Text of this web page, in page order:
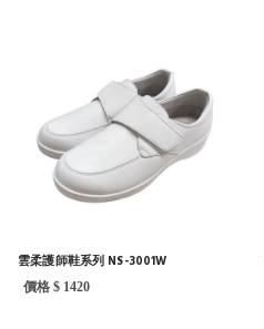
雲柔護師鞋系列 NS-3001W
價格 $ 1420